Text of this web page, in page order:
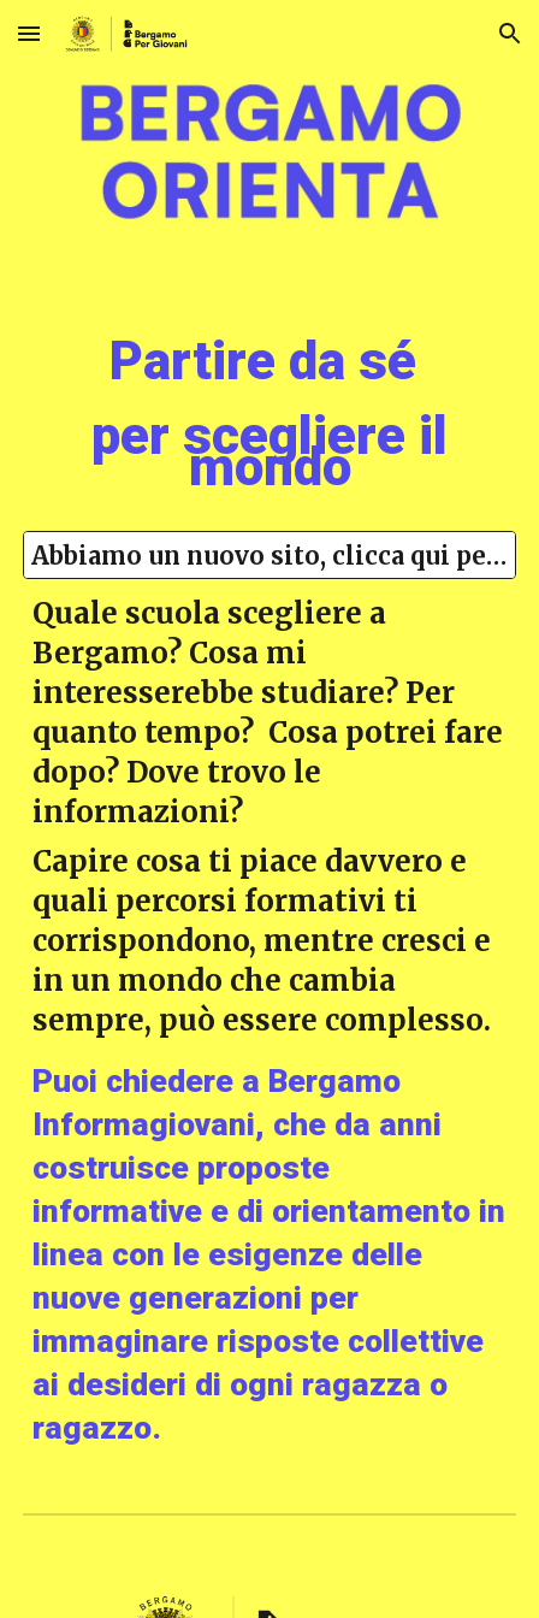
Skip to main content Skip to navigation
Partire da sé
per scegliere il
mondo
Abbiamo un nuovo sito, clicca qui per l'edizione 2025
Quale scuola scegliere a
Bergamo? Cosa mi
interesserebbe studiare? Per
quanto tempo? Cosa potrei fare
dopo? Dove trovo le
informazioni?
Capire cosa ti piace davvero e
quali percorsi formativi ti
corrispondono, mentre cresci e
in un mondo che cambia
sempre, può essere complesso.
Puoi chiedere a Bergamo
Informagiovani, che da anni
costruisce proposte
informative e di orientamento in
linea con le esigenze delle
nuove generazioni per
immaginare risposte collettive
ai desideri di ogni ragazza o
ragazzo.